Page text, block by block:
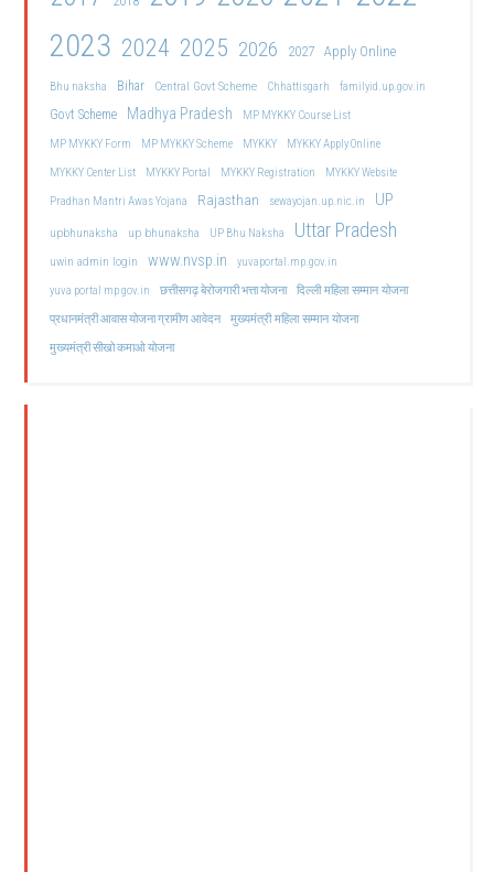
2023 2024 2025 2026 2027 Apply Online
Bhu naksha Bihar Central Govt Scheme Chhattisgarh familyid.up.gov.in
Govt Scheme Madhya Pradesh
MP MYKKY Course List
MP MYKKY Form
MP MYKKY Scheme MYKKY
MYKKY Apply Online
MYKKY Center List
MYKKY Portal MYKKY Registration
MYKKY Website
Pradhan Mantri Awas Yojana
Rajasthan sewayojan.up.nic.in UP
upbhunaksha up bhunaksha UP Bhu Naksha Uttar Pradesh
uwin admin login www.nvsp.in
yuvaportal.mp.gov.in
yuva portal mp gov.in
छत्तीसगढ़ बेरोजगारी भत्ता योजना दिल्ली महिला सम्मान योजना
प्रधानमंत्री आवास योजना ग्रामीण आवेदन मुख्यमंत्री महिला सम्मान योजना
मुख्यमंत्री सीखो कमाओ योजना